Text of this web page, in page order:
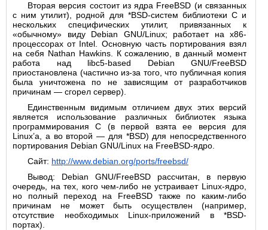
Вторая версия состоит из ядра FreeBSD (и связанных
с ним утилит), родной для *BSD-систем библиотеки C и
нескольких специфических утилит, привязанных к
«обычному» виду Debian GNU/Linux; работает на x86-
процессорах от Intel. Основную часть портирования взял
на себя Nathan Hawkins. К сожалению, в данный момент
работа над libc5-based Debian GNU/FreeBSD
приостановлена (частично из-за того, что публичная копия
была уничтожена по не зависящим от разработчиков
причинам — сгорел сервер).
Единственным видимым отличием двух этих версий
является использование различных библиотек языка
программирования C (в первой взята ее версия для
Linux’а, а во второй — для *BSD) для непосредственного
портирования Debian GNU/Linux на FreeBSD-ядро.
Сайт: http://www.debian.org/ports/freebsd/
Вывод: Debian GNU/FreeBSD рассчитан, в первую
очередь, на тех, кого чем-либо не устраивает Linux-ядро,
но полный переход на FreeBSD также по каким-либо
причинам не может быть осуществлен (например,
отсутствие необходимых Linux-приложений в *BSD-
портах).